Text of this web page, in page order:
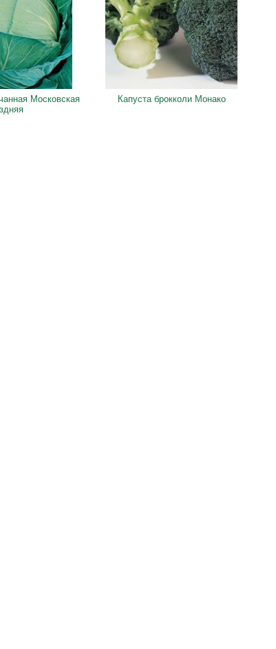
Московская
Капуста брокколи Монако